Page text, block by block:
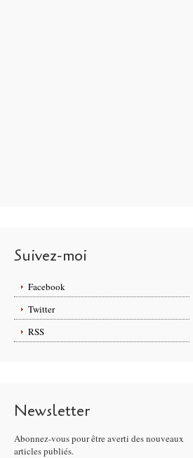
Suivez-moi
Facebook
Twitter
RSS
Newsletter
Abonnez-vous pour être averti des nouveaux
articles publiés.